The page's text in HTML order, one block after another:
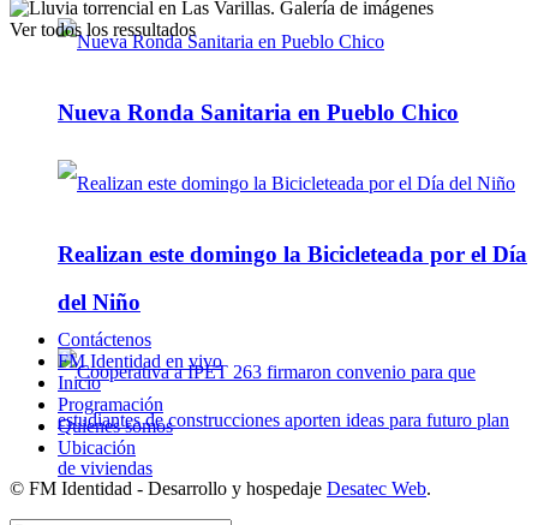
Nueva Ronda Sanitaria en Pueblo Chico
Realizan este domingo la Bicicleteada por el Día
del Niño
Ver todos los ressultados
Contáctenos
FM Identidad en vivo
Inicio
Programación
Quienes somos
Ubicación
© FM Identidad - Desarrollo y hospedaje Desatec Web.